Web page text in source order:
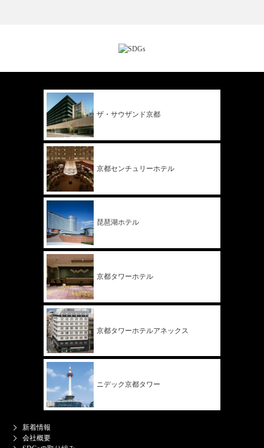
ザ・サウザンド京都
京都センチュリーホテル
琵琶湖ホテル
京都タワーホテル
京都タワーホテルアネックス
ニデック京都タワー
新着情報
会社概要